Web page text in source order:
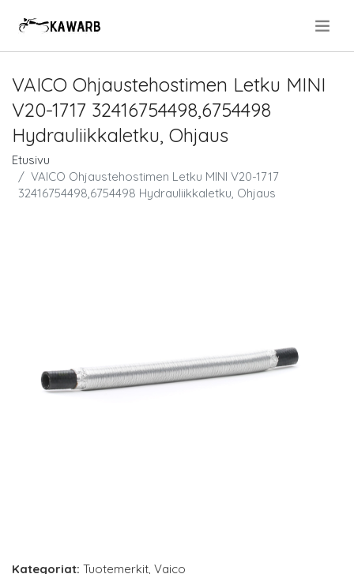
VAICO Ohjaustehostimen Letku MINI
V20-1717 32416754498,6754498
Hydrauliikkaletku, Ohjaus
Etusivu
VAICO Ohjaustehostimen Letku MINI V20-1717
32416754498,6754498 Hydrauliikkaletku, Ohjaus
Kategoriat: Tuotemerkit, Vaico